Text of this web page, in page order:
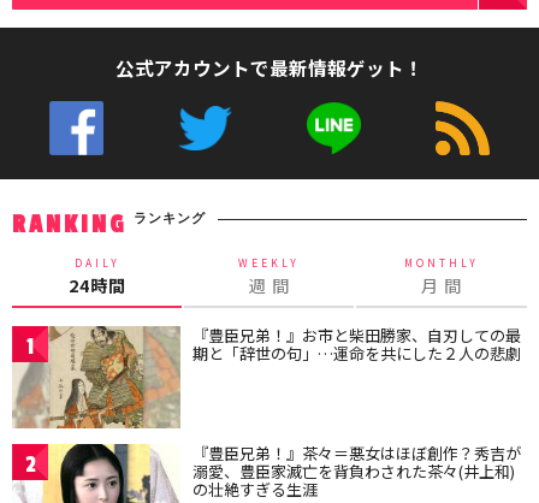
公式アカウントで最新情報ゲット！
RANKING ランキング
DAILY
24時間
WEEKLY
週 間
MONTHLY
月 間
1 『豊臣兄弟！』お市と柴田勝家、自刃しての最
期と「辞世の句」…運命を共にした２人の悲劇
2 『豊臣兄弟！』茶々＝悪女はほぼ創作？秀吉が
溺愛、豊臣家滅亡を背負わされた茶々(井上和)
の壮絶すぎる生涯